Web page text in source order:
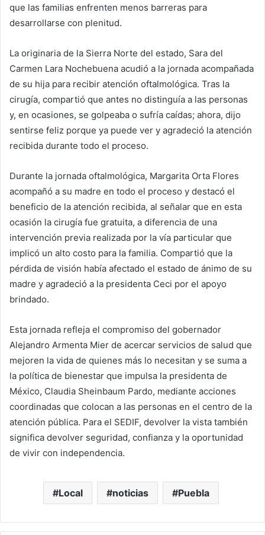
que las familias enfrenten menos barreras para
desarrollarse con plenitud.
La originaria de la Sierra Norte del estado, Sara del
Carmen Lara Nochebuena acudió a la jornada acompañada
de su hija para recibir atención oftalmológica. Tras la
cirugía, compartió que antes no distinguía a las personas
y, en ocasiones, se golpeaba o sufría caídas; ahora, dijo
sentirse feliz porque ya puede ver y agradeció la atención
recibida durante todo el proceso.
Durante la jornada oftalmológica, Margarita Orta Flores
acompañó a su madre en todo el proceso y destacó el
beneficio de la atención recibida, al señalar que en esta
ocasión la cirugía fue gratuita, a diferencia de una
intervención previa realizada por la vía particular que
implicó un alto costo para la familia. Compartió que la
pérdida de visión había afectado el estado de ánimo de su
madre y agradeció a la presidenta Ceci por el apoyo
brindado.
Esta jornada refleja el compromiso del gobernador
Alejandro Armenta Mier de acercar servicios de salud que
mejoren la vida de quienes más lo necesitan y se suma a
la política de bienestar que impulsa la presidenta de
México, Claudia Sheinbaum Pardo, mediante acciones
coordinadas que colocan a las personas en el centro de la
atención pública. Para el SEDIF, devolver la vista también
significa devolver seguridad, confianza y la oportunidad
de vivir con independencia.
Local noticias Puebla